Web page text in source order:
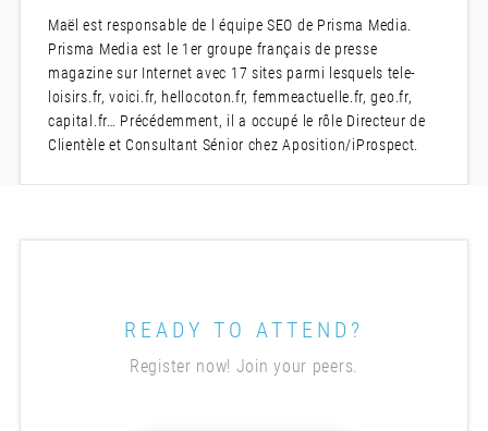
Maël est responsable de l équipe SEO de Prisma Media.
Prisma Media est le 1er groupe français de presse
magazine sur Internet avec 17 sites parmi lesquels tele-
loisirs.fr, voici.fr, hellocoton.fr, femmeactuelle.fr, geo.fr,
capital.fr… Précédemment, il a occupé le rôle Directeur de
Clientèle et Consultant Sénior chez Aposition/iProspect.
READY TO ATTEND?
Register now! Join your peers.